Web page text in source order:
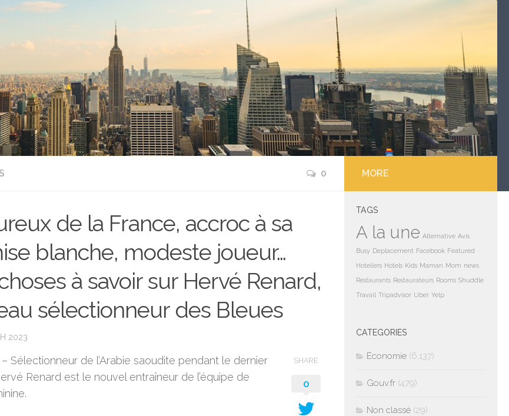
0
de la France, accroc à sa
blanche, modeste joueur…
à savoir sur Hervé Renard,
sélectionneur des Bleues
2023
– Sélectionneur de l’Arabie saoudite pendant le dernier
Renard est le nouvel entraîneur de l’équipe de
SHARE
0
MORE
TAGS
A la une Alternative Avis
Busy Deplacement Facebook Featured
Hoteliers Hotels Kids Maman Mom news
Restaurants Restaurateurs Rooms Shuddle
Travail Tripadvisor Uber Yelp
CATEGORIES
Economie (6,137)
Gouv.fr (479)
Non classé (29)